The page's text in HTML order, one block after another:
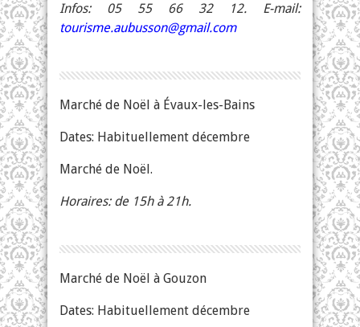
Infos: 05 55 66 32 12. E-mail:
tourisme.aubusson@gmail.com
Marché de Noël à Évaux-les-Bains
Dates: Habituellement décembre
Marché de Noël.
Horaires: de 15h à 21h.
Marché de Noël à Gouzon
Dates: Habituellement décembre